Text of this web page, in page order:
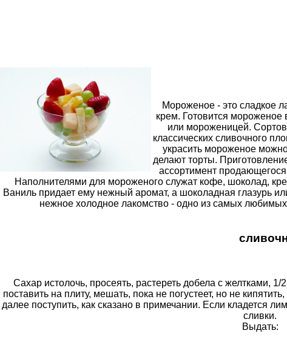
Мороженое - это сладкое
крем. Готовится
или мороженицей. Сортов
классических сливочного
украсить мороженое
делают торты.
ассортимент
Наполнителями для мороженого служат кофе, шоколад,
Ваниль придает ему нежный аромат, а шоколадная глазурь
нежное холодное лакомство - одно из самых
Сахар истолочь, просеять, растереть добела с желтками,
поставить на плиту, мешать, пока не погустеет, но не
далее поступить, как сказано в примечании. Если кладется
сливки.
Выдать: